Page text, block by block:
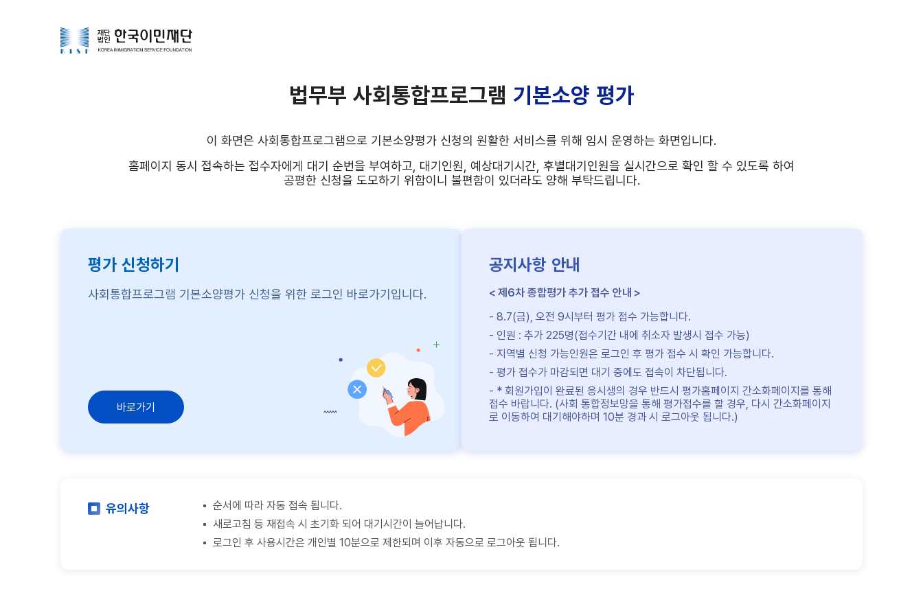
법무부 사회통합프로그램 기본소양 평가
이 화면은 사회통합프로그램으로 기본소양평가 신청의 원활한 서비스를 위해 임시 운영하는 화면입니다.
홈페이지 동시 접속하는 접수자에게 대기 순번을 부여하고, 대기인원, 예상대기시간, 후별대기인원을 실시간으로 확인 할 수 있도록 하여
공평한 신청을 도모하기 위함이니 불편함이 있더라도 양해 부탁드립니다.
평가 신청하기
사회통합프로그램 기본소양평가 신청을 위한 로그인 바로가기입니다.
바로가기
공지사항 안내
제6차 종합평가 추가 접수 안내
8.7(금), 오전 9시부터 평가 접수 가능합니다.
인원 : 추가 225명(접수기간 내에 취소자 발생시 접수 가능)
지역별 신청 가능인원은 로그인 후 평가 접수 시 확인 가능합니다.
평가 접수가 마감되면 대기 중에도 접속이 차단됩니다.
* 회원가입이 완료된 응시생의 경우 반드시 평가홈페이지 간소화페이지를 통해
접수 바랍니다. (사회 통합정보망을 통해 평가접수를 할 경우, 다시 간소화페이지
로 이동하여 대기해야하며 10분 경과 시 로그아웃 됩니다.)
유의사항
순서에 따라 자동 접속 됩니다.
새로고침 등 재접속 시 초기화 되어 대기시간이 늘어납니다.
로그인 후 사용시간은 개인별 10분으로 제한되며 이후 자동으로 로그아웃 됩니다.